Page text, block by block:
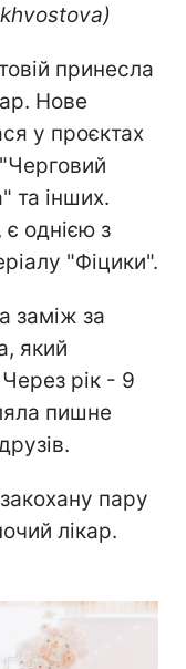
принесла
Нове
у проєктах
та інших.
є однією з
"Фіцики".
заміж за
який
рік - 9
пишне
пару
лікар.